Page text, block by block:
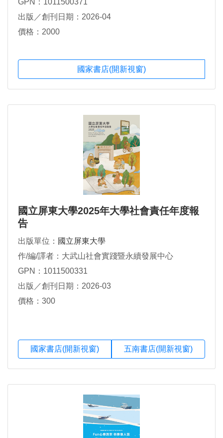
出版／創刊日期：2026-04
價格：2000
國家書店(開新視窗)
國立屏東大學2025年大學社會責任年度報
告
出版單位： 國立屏東大學
作/編/譯者：大武山社會實踐暨永續發展中心
GPN：1011500331
出版／創刊日期：2026-03
價格：300
國家書店(開新視窗) 五南書店(開新視窗)